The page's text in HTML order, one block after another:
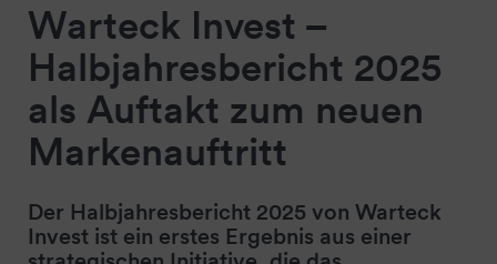
Warteck Invest –
Halbjahresbericht 2025
als Auftakt zum neuen
Markenauftritt
Der Halbjahresbericht 2025 von Warteck
Invest ist ein erstes Ergebnis aus einer